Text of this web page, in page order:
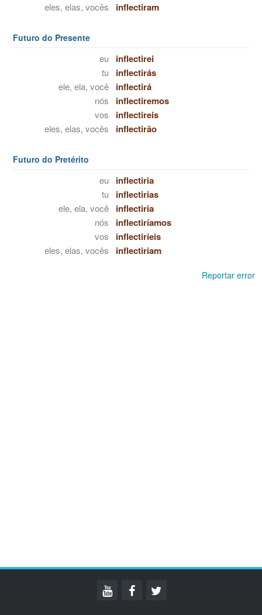
eles, elas, vocês inflectiram
Futuro do Presente
eu inflectirei
tu inflectirás
ele, ela, você inflectirá
nós inflectiremos
vos inflectireis
eles, elas, vocês inflectirão
Futuro do Pretérito
eu inflectiria
tu inflectirias
ele, ela, você inflectiria
nós inflectiríamos
vos inflectiríeis
eles, elas, vocês inflectiriam
Reportar error